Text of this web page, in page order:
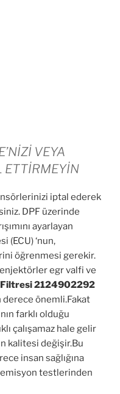
VEYA
ETTİRMEYİN
iptal ederek
DPF üzerinde
ayarlayan
(ECU) ‘nun,
öğrenmesi gerekir.
enjektörler egr valfi ve
Filtresi 2124902292
derece önemli.Fakat
farklı olduğu
çalışamaz hale gelir
kalitesi değişir.Bu
insan sağlığına
emisyon testlerinden